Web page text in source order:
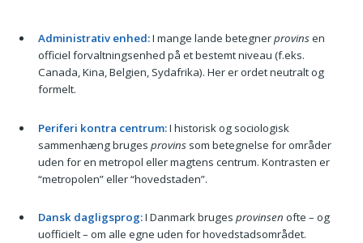
Administrativ enhed:I mange lande betegnerprovinsen
officiel forvaltningsenhed på et bestemt niveau (f.eks.
Canada, Kina, Belgien, Sydafrika). Her er ordet neutralt og
formelt.
Periferi kontra centrum:I historisk og sociologisk
sammenhæng bruges provinssom betegnelse for områder
uden for en metropol eller magtens centrum. Kontrasten er
“metropolen” eller “hovedstaden”.
Dansk dagligsprog:I Danmark bruges provinsen ofte – og
uofficielt – om alle egne uden for hovedstadsområdet.